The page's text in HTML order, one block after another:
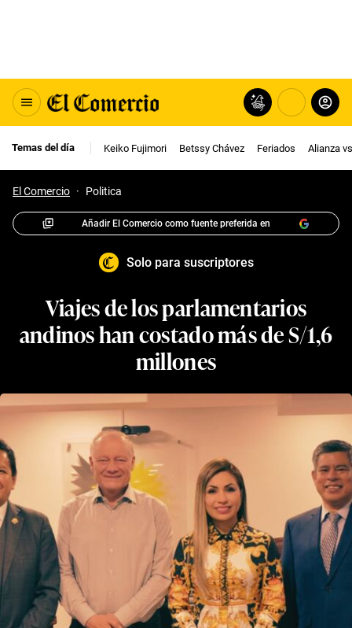
Temas del día Keiko Fujimori Betssy Chávez Feriados Alianza
El Comercio · Politica
Añadir El Comercio como fuente preferida en
Solo para suscriptores
Viajes de los parlamentarios
andinos han costado más de S/1,6
millones